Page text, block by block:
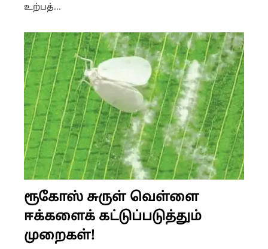
உற்பத்...
ரூகோஸ் சுருள் வெள்ளை
ஈக்களைக் கட்டுப்படுத்தும்
முறைகள்!